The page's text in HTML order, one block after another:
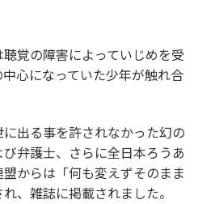
覚の障害によっていじめを受
心になっていた少年が触れ合
出る事を許されなかった幻の
弁護士、さらに全日本ろうあ
からは「何も変えずそのまま
、雑誌に掲載されました。